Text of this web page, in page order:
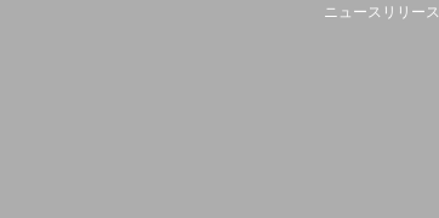
ニュースリリース